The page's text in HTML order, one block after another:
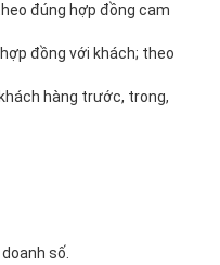
đúng hợp đồng cam
đồng với khách; theo
hàng trước, trong,
số.